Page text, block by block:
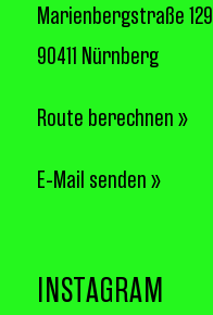
Marienbergstraße 129
90411 Nürnberg
Route berechnen »
E-Mail senden »
INSTAGRAM